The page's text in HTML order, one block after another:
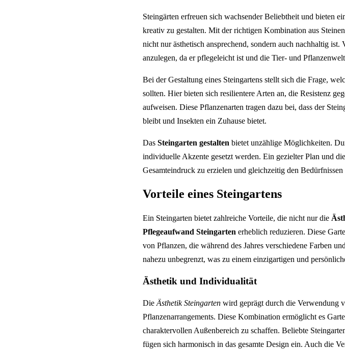
Steingärten erfreuen sich wachsender Beliebtheit und bieten
kreativ zu gestalten. Mit der richtigen Kombination aus
nicht nur ästhetisch ansprechend, sondern auch nachhaltig
anzulegen, da er pflegeleicht ist und die Tier- und
Bei der Gestaltung eines Steingartens stellt sich die Frage,
sollten. Hier bieten sich resilientere Arten an, die Resistenz
aufweisen. Diese Pflanzenarten tragen dazu bei, dass der
bleibt und Insekten ein Zuhause bietet.
Das Steingarten gestalten bietet unzählige Möglichkeiten.
individuelle Akzente gesetzt werden. Ein gezielter Plan und
Gesamteindruck zu erzielen und gleichzeitig den
Vorteile eines Steingartens
Ein Steingarten bietet zahlreiche Vorteile, die nicht nur die
Pflegeaufwand Steingarten erheblich reduzieren. Diese
von Pflanzen, die während des Jahres verschiedene Farben
nahezu unbegrenzt, was zu einem einzigartigen und
Ästhetik und Individualität
Die Ästhetik Steingarten wird geprägt durch die Verwendung
Pflanzenarrangements. Diese Kombination ermöglicht es
charaktervollen Außenbereich zu schaffen. Beliebte
fügen sich harmonisch in das gesamte Design ein. Auch die